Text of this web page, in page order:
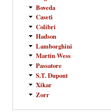
Boveda
Caseti
Colibri
Hadson
Lamborghini
Martin Wess
Passatore
S.T. Dupont
Xikar
Zorr